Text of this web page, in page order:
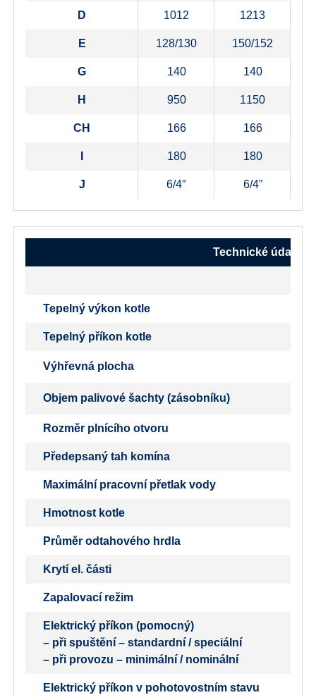
D 1012 1213
E 128/130 150/152
G 140 140
H 950 1150
CH 166 166
180 180
J 6/4″ 6/4”
Technické údaje
Tepelný výkon kotle
Tepelný příkon kotle
Výhřevná plocha
Objem palivové šachty (zásobníku)
Rozměr plnícího otvoru
Předepsaný tah komína
Maximální pracovní přetlak vody
Hmotnost kotle
Průměr odtahového hrdla
Krytí el. části
Zapalovací režim
Elektrický příkon (pomocný)
– při spuštění – standardní / speciální
– při provozu – minimální / nominální
Elektrický příkon v pohotovostním stavu